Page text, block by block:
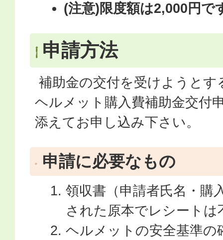
(注意)限度額は2,000円で
申請方法
補助金の交付を受けようとす
ヘルメット購入費補助金交付
添えてお申し込み下さい。
申請に必要なもの
領収書（申請者氏名・購
された原本でレシートは
ヘルメットの安全基準の